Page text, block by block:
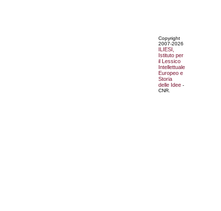
Copyright
2007-2026
ILIESI,
Istituto per
il Lessico
Intellettuale
Europeo e
Storia
delle Idee -
CNR.